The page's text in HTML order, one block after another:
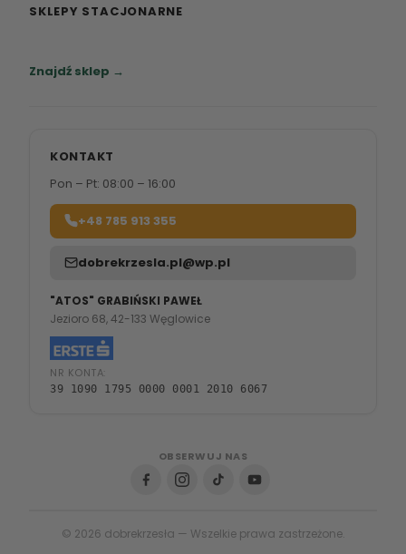
SKLEPY STACJONARNE
Znajdź sklep →
KONTAKT
Pon – Pt: 08:00 – 16:00
+48 785 913 355
dobrekrzesla.pl@wp.pl
"ATOS" GRABIŃSKI PAWEŁ
Jezioro 68, 42-133 Węglowice
NR KONTA:
39 1090 1795 0000 0001 2010 6067
OBSERWUJ NAS
© 2026 dobrekrzesła — Wszelkie prawa zastrzeżone.